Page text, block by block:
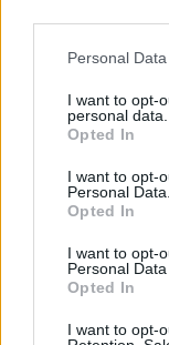
Please note that
not limited to your
grant or deny
use your data for
consent section.
Personal
I want to opt-
personal data.
Opted In
I want to opt-
Personal Data.
Opted In
I want to opt-
Personal
Opted In
I want to opt-
Lángoló Gitárok•2012.
Új, német
mielőtt azt
hozzá is teszik,